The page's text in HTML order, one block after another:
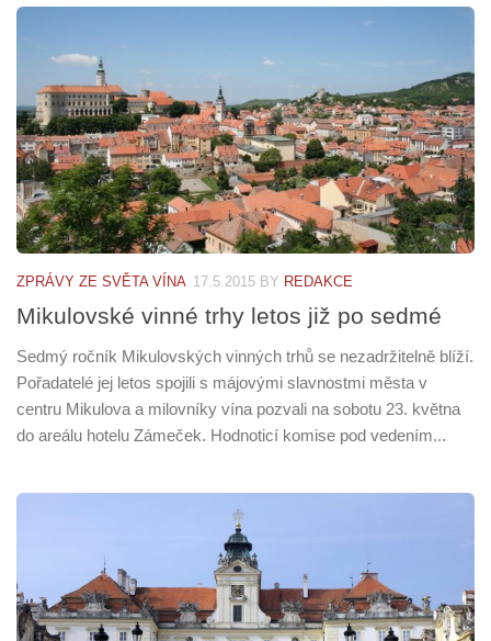
ZPRÁVY ZE SVĚTA VÍNA 17.5.2015 BY REDAKCE
Mikulovské vinné trhy letos již po sedmé
Sedmý ročník Mikulovských vinných trhů se nezadržitelně blíží.
Pořadatelé jej letos spojili s májovými slavnostmi města v
centru Mikulova a milovníky vína pozvali na sobotu 23. května
do areálu hotelu Zámeček. Hodnoticí komise pod vedením...